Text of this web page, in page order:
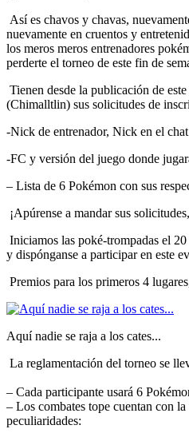
Así es chavos y chavas,
nuevamente en cruentos y
los meros meros entrenadores
perderte el torneo de este fin de
Tienen desde la publicación de
(Chimalltlin) sus solicitudes de
-Nick de entrenador, Nick en el
-FC y versión del juego donde
– Lista de 6 Pokémon con sus
¡Apúrense a mandar sus
Iniciamos las poké-trompadas el
y dispónganse a participar en este
Premios para los primeros 4
Aquí nadie se raja a los cates...
La reglamentación del torneo se
– Cada participante usará 6
– Los combates tope cuentan con
peculiaridades: